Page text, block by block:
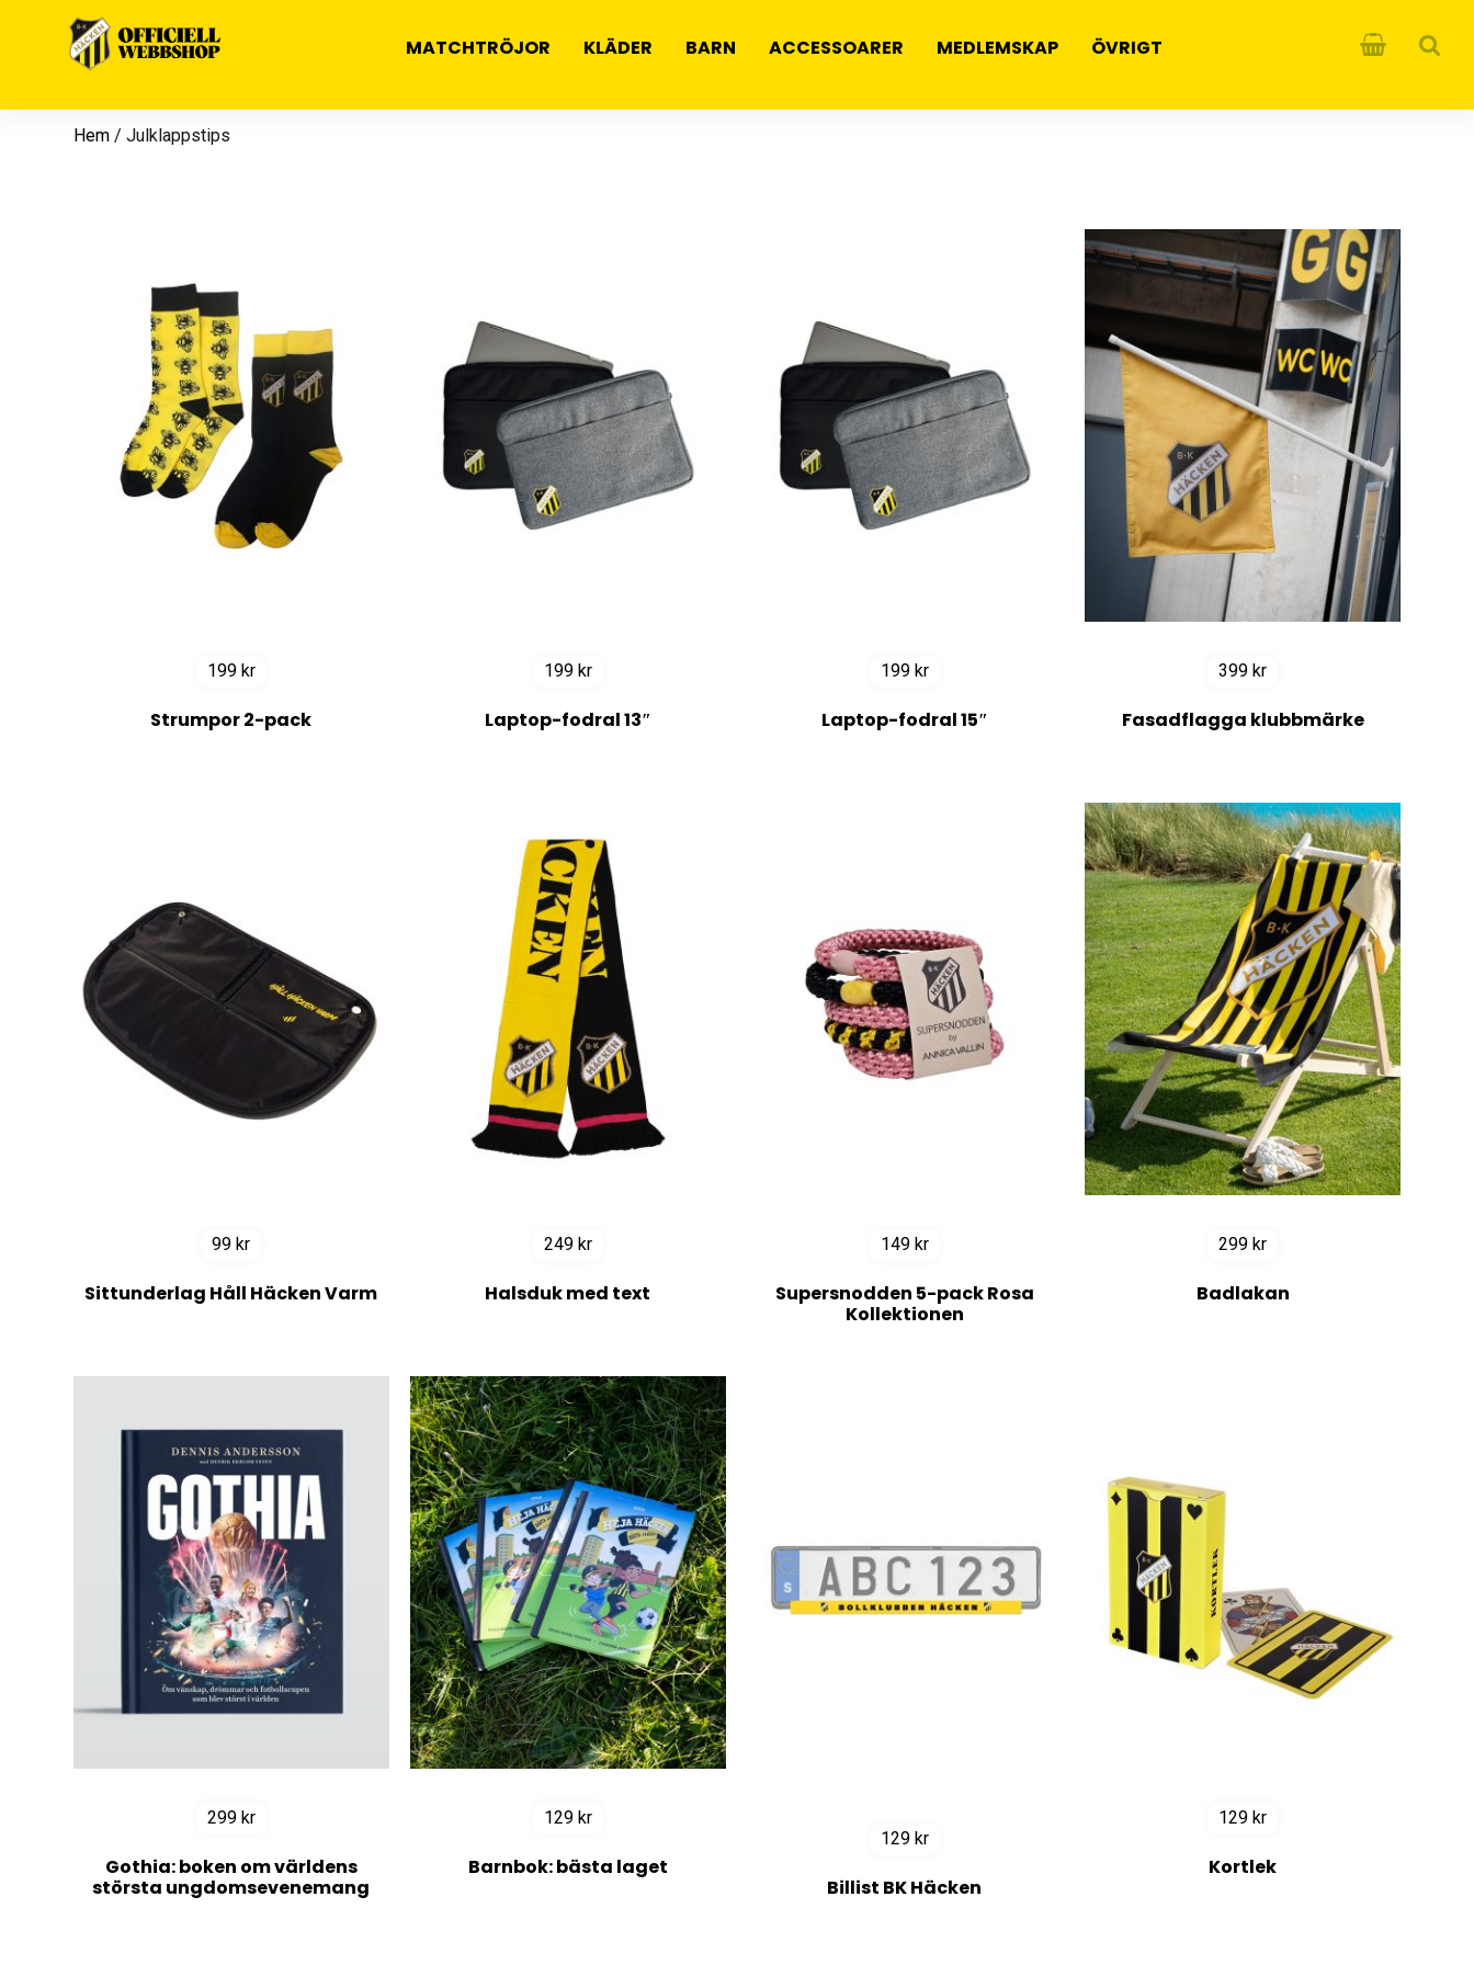
MATCHTRÖJOR KLÄDER BARN ACCESSOARER MEDLEMSKAP ÖVRIGT
Hem / Julklappstips
199 kr
Strumpor 2-pack
199 kr
Laptop-fodral 13″
199 kr
Laptop-fodral 15″
399 kr
Fasadflagga klubbmärke
99kr
Sittunderlag Håll Häcken Varm
249 kr
Halsduk med text
149 kr
Supersnodden 5-pack Rosa
Kollektionen
299 kr
Badlakan
299 kr
Gothia: boken om världens
största ungdomsevenemang
129 kr
Barnbok: bästa laget
129 kr
Kortlek
129 kr
Billist BK Häcken